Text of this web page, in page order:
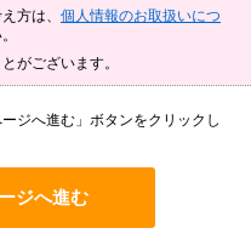
方は、 個人情報のお取扱いにつ
がございます。
ジへ進む」ボタンをクリックし